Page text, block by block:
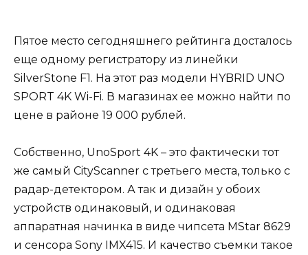
Пятое место сегодняшнего рейтинга досталось
еще одному регистратору из линейки
SilverStone F1. На этот раз модели HYBRID UNO
SPORT 4K Wi-Fi. В магазинах ее можно найти по
цене в районе 19 000 рублей.
Собственно, UnoSport 4K – это фактически тот
же самый CityScanner с третьего места, только с
радар-детектором. А так и дизайн у обоих
устройств одинаковый, и одинаковая
аппаратная начинка в виде чипсета MStar 8629
и сенсора Sony IMX415. И качество съемки такое